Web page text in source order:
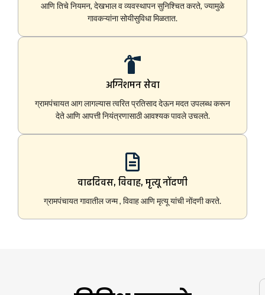
आणि तिचे नियमन, देखभाल व व्यवस्थापन सुनिश्चित करते, ज्यामुळे
गावकऱ्यांना सोयीसुविधा मिळतात.
अग्निशमन सेवा
ग्रामपंचायत आग लागल्यास त्वरित प्रतिसाद देऊन मदत उपलब्ध करून
देते आणि आपत्ती नियंत्रणासाठी आवश्यक पावले उचलते.
वाढदिवस, विवाह, मृत्यू नोंदणी
ग्रामपंचायत गावातील जन्म , विवाह आणि मृत्यू यांची नोंदणी करते.